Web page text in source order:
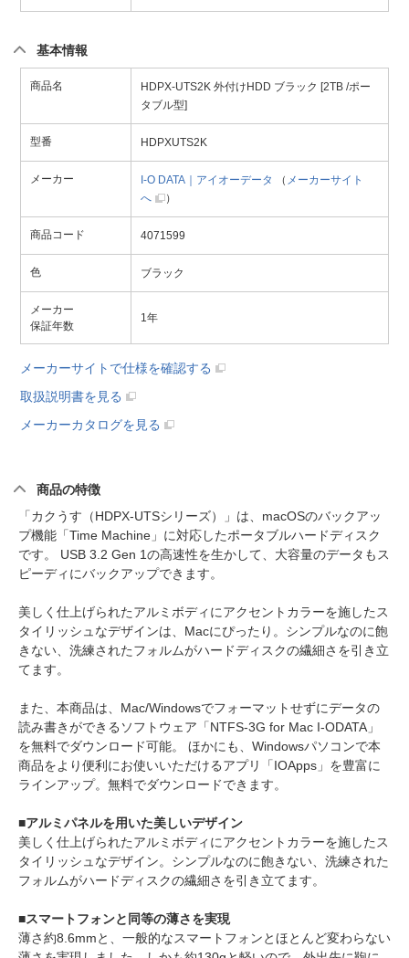
基本情報
商品名
HDPX-UTS2K 外付けHDD ブラック [2TB /ポー
タブル型]
型番 HDPXUTS2K
メーカー I-O DATA｜アイオーデータ （ メーカーサイト
へ
）
商品コード 4071599
色 ブラック
メーカー
保証年数
1年
メーカーサイトで仕様を確認する
取扱説明書を見る
メーカーカタログを見る
商品の特徴
「カクうす（HDPX-UTSシリーズ）」は、macOSのバックアッ
プ機能「Time Machine」に対応したポータブルハードディスク
です。 USB 3.2 Gen 1の高速性を生かして、大容量のデータもス
ピーディにバックアップできます。
美しく仕上げられたアルミボディにアクセントカラーを施したス
タイリッシュなデザインは、Macにぴったり。シンプルなのに飽
きない、洗練されたフォルムがハードディスクの繊細さを引き立
てます。
また、本商品は、Mac/Windowsでフォーマットせずにデータの
読み書きができるソフトウェア「NTFS-3G for Mac I-ODATA」
を無料でダウンロード可能。 ほかにも、Windowsパソコンで本
商品をより便利にお使いいただけるアプリ「IOApps」を豊富に
ラインアップ。無料でダウンロードできます。
■アルミパネルを用いた美しいデザイン
美しく仕上げられたアルミボディにアクセントカラーを施したス
タイリッシュなデザイン。シンプルなのに飽きない、洗練された
フォルムがハードディスクの繊細さを引き立てます。
■スマートフォンと同等の薄さを実現
薄さ約8.6mmと、一般的なスマートフォンとほとんど変わらない